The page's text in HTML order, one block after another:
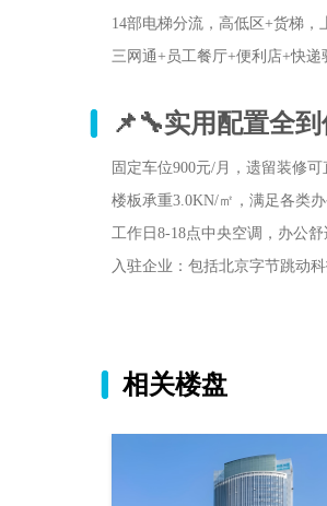
14部电梯分流，高低区+货梯，
三网通+员工餐厅+便利店+快递
📌🔧实用配置全到
固定车位900元/月，遗留装修可
楼板承重3.0KN/㎡，满足各类
工作日8-18点中央空调，办公
入驻企业：包括北京字节跳动
相关楼盘